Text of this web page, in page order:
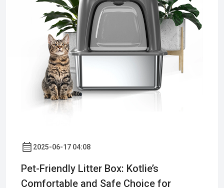
2025-06-17 04:08
Pet-Friendly Litter Box: Kotlie’s
Comfortable and Safe Choice for